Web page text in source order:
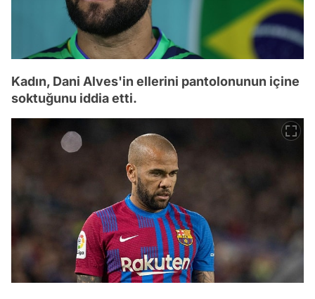
Kadın, Dani Alves'in ellerini pantolonunun içine
soktuğunu iddia etti.